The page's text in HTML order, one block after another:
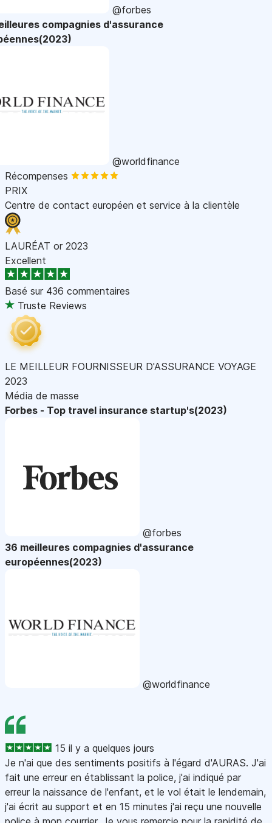
@forbes
compagnies d'assurance
@worldfinance
Récompenses
PRIX
Centre de contact européen et service à la clientèle
LAURÉAT or 2023
Excellent
Basé sur 436 commentaires
Truste Reviews
LE MEILLEUR FOURNISSEUR D'ASSURANCE VOYAGE
2023
Média de masse
Forbes - Top travel insurance startup's(2023)
@forbes
36 meilleures compagnies d'assurance
européennes(2023)
@worldfinance
15 il y a quelques jours
Je n'ai que des sentiments positifs à l'égard d'AURAS. J'ai
fait une erreur en établissant la police, j'ai indiqué par
erreur la naissance de l'enfant, et le vol était le lendemain,
j'ai écrit au support et en 15 minutes j'ai reçu une nouvelle